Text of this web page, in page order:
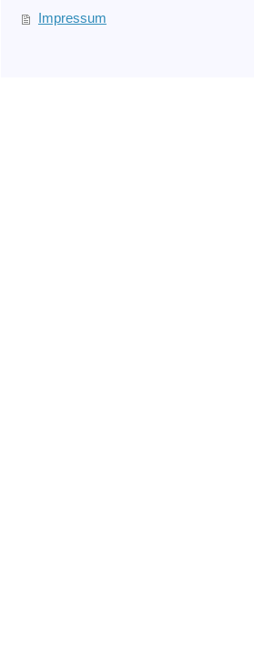
Impressum